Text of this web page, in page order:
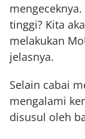
tinggi? Kita
melakukan
jelasnya.
Selain cabai
mengalami
disusul oleh